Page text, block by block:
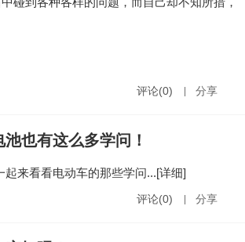
评论(0) 分享
也有这么多学问！
来看看电动车的那些学问...[详细]
评论(0) 分享